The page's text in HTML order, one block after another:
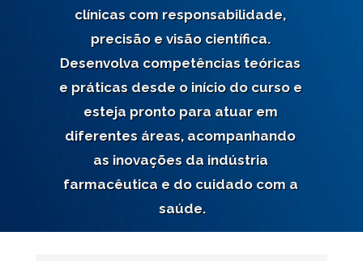
clínicas com responsabilidade,
precisão e visão científica.
Desenvolva competências teóricas
e práticas desde o início do curso e
esteja pronto para atuar em
diferentes áreas, acompanhando
as inovações da indústria
farmacêutica e do cuidado com a
saúde.